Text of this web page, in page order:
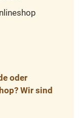
oder
Wir sind